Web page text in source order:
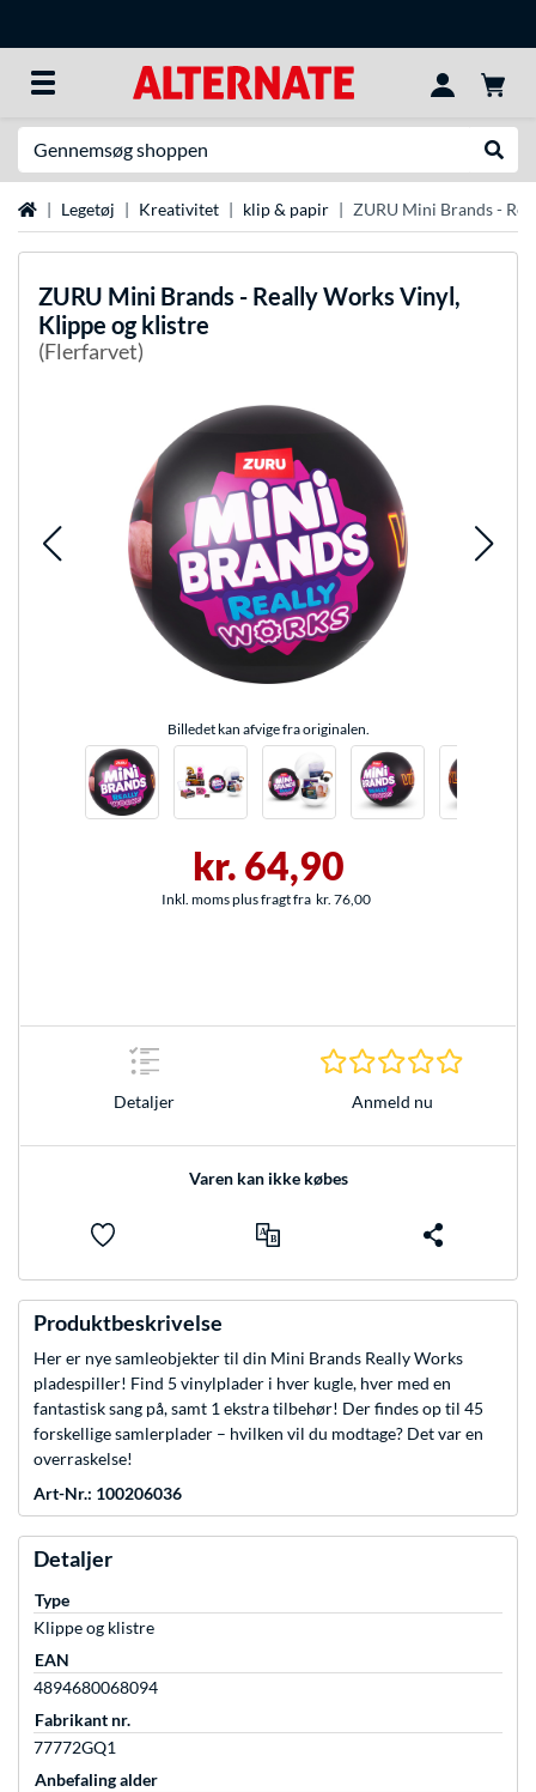
StartsideLegetøj Kreativitet klip & papir ZURU Mini Brands -
ZURU Mini Brands - Really Works Vinyl,
Klippe og klistre
(Flerfarvet)
Billedet kan afvige fra originalen.
kr. 64,90
Inkl. moms plus fragt fra kr. 76,00
Detaljer Anmeld nu
Varen kan ikke købes
Produktbeskrivelse
Her er nye samleobjekter til din Mini Brands Really Works
pladespiller! Find 5 vinylplader i hver kugle, hver med en
fantastisk sang på, samt 1 ekstra tilbehør! Der findes op til 45
forskellige samlerplader – hvilken vil du modtage? Det var en
overraskelse!
Art-Nr.: 100206036
Detaljer
Type
Klippe og klistre
EAN
4894680068094
Fabrikant nr.
77772GQ1
Anbefaling alder